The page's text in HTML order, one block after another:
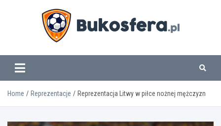
www.bukosfera.pl
Home Reprezentacje Reprezentacja Litwy w piłce nożnej mężczyzn